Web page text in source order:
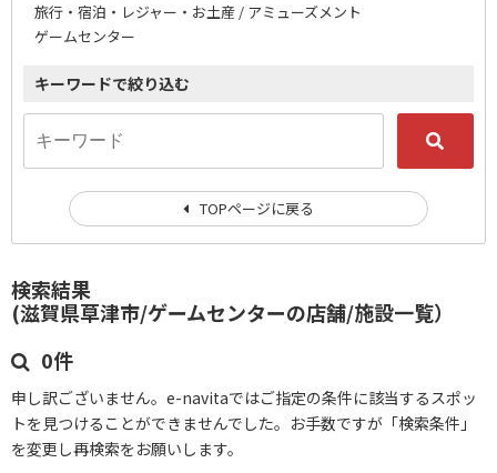
検索結果
(滋賀県草津市/ゲームセンターの店舗/施設一覧）
0件
申し訳ございません。e-navitaではご指定の条件に該当するスポッ
トを見つけることができませんでした。お手数ですが「検索条件」
を変更し再検索をお願いします。
旅行・宿泊・レジャー・お土産 / アミューズメント
ゲームセンター
キーワードで絞り込む
TOPページに戻る